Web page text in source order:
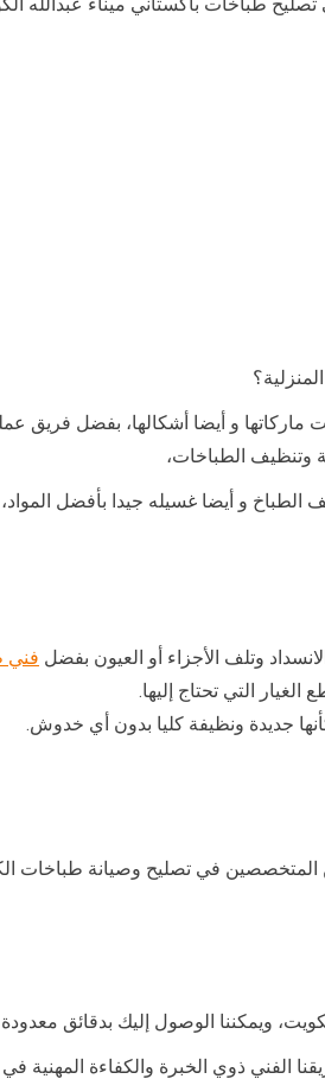
ماركاتها و أيضا أشكالها، بفضل فريق
وتنظيف الطباخات،
و أيضا غسيله جيدا بأفضل
وتلف الأجزاء أو العيون بفضل فني
التي تحتاج إليها.
جديدة ونظيفة كليا بدون أي خدوش.
المتخصصين في تصليح وصيانة طباخات
ويمكننا الوصول إليك بدقائق
الفني ذوي الخبرة والكفاءة المهنية